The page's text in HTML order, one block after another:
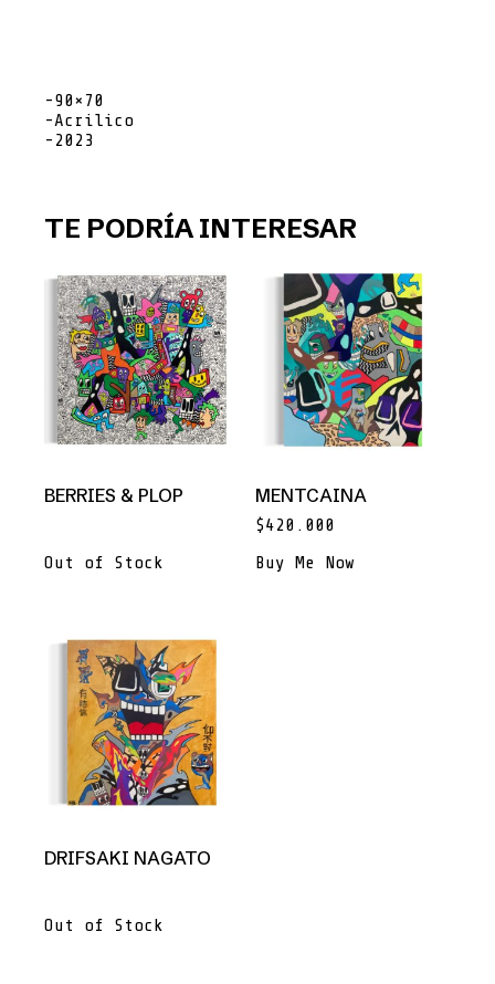
-90×70
-Acrilico
-2023
TE PODRÍA INTERESAR
BERRIES & PLOP
Out of Stock
MENTCAINA
$420.000
Buy Me Now
DRIFSAKI NAGATO
Out of Stock